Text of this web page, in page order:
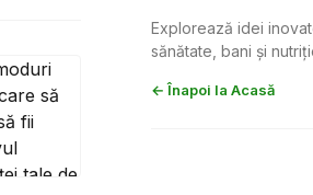
Explorează idei
sănătate, bani și
← Înapoi la Acasă